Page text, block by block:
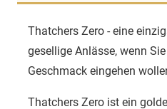
Thatchers Zero - eine
gesellige Anlässe, wenn
Geschmack eingehen
Thatchers Zero ist ein